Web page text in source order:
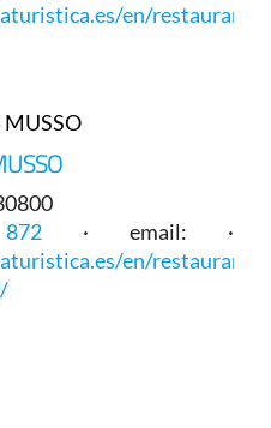
en/restaurant/
· email: ·
en/restaurant/